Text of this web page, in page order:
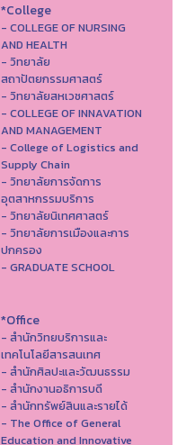
*College
- COLLEGE OF NURSING
AND HEALTH
- วิทยาลัย
สถาปัตยกรรมศาสตร์
- วิทยาลัยสหเวชศาสตร์
- COLLEGE OF INNAVATION
AND MANAGEMENT
- College of Logistics and
Supply Chain
- วิทยาลัยการจัดการ
อุตสาหกรรมบริการ
- วิทยาลัยนิเทศศาสตร์
- วิทยาลัยการเมืองและการ
ปกครอง
- GRADUATE SCHOOL
*Office
- สำนักวิทยบริการและ
เทคโนโลยีสารสนเทศ
- สํานักศิลปะและวัฒนธรรม
- สำนักงานอธิการบดี
- สำนักทรัพย์สินและรายได้
- The Office of General
Education and Innovative